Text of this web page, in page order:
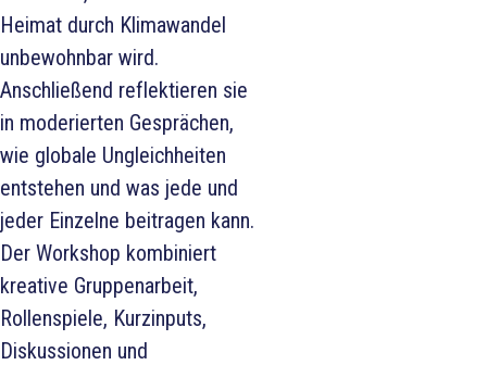
Heimat durch Klimawandel
unbewohnbar wird.
Anschließend reflektieren sie
in moderierten Gesprächen,
wie globale Ungleichheiten
entstehen und was jede und
jeder Einzelne beitragen kann.
Der Workshop kombiniert
kreative Gruppenarbeit,
Rollenspiele, Kurzinputs,
Diskussionen und